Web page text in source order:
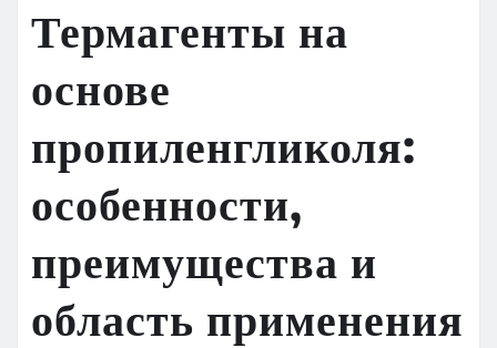
Термагенты на
основе
пропиленгликоля:
особенности,
преимущества и
область применения